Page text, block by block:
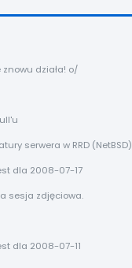
znowu działa! o/
serwera w RRD (NetBSD)
dla 2008-07-17
sesja zdjęciowa.
dla 2008-07-11